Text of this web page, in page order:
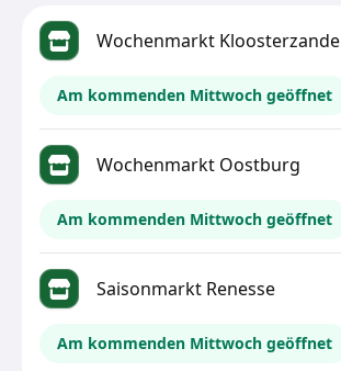
Wochenmarkt Kloosterzande
Am kommenden Mittwoch geöffnet
Wochenmarkt Oostburg
Am kommenden Mittwoch geöffnet
Saisonmarkt Renesse
Am kommenden Mittwoch geöffnet